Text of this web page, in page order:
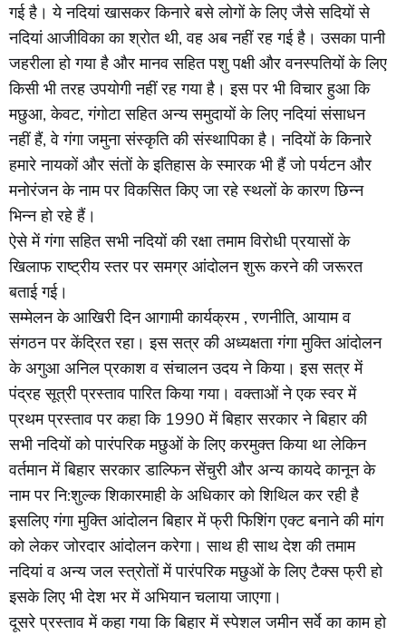
गई है। ये नदियां खासकर किनारे बसे लोगों के लिए जैसे सदियों से
नदियां आजीविका का श्रोत थी, वह अब नहीं रह गई है। उसका पानी
जहरीला हो गया है और मानव सहित पशु पक्षी और वनस्पतियों के लिए
किसी भी तरह उपयोगी नहीं रह गया है। इस पर भी विचार हुआ कि
मछुआ, केवट, गंगोटा सहित अन्य समुदायों के लिए नदियां संसाधन
नहीं हैं, वे गंगा जमुना संस्कृति की संस्थापिका है। नदियों के किनारे
हमारे नायकों और संतों के इतिहास के स्मारक भी हैं जो पर्यटन और
मनोरंजन के नाम पर विकसित किए जा रहे स्थलों के कारण छिन्न
भिन्न हो रहे हैं।
ऐसे में गंगा सहित सभी नदियों की रक्षा तमाम विरोधी प्रयासों के
खिलाफ राष्ट्रीय स्तर पर समग्र आंदोलन शुरू करने की जरूरत
बताई गई।
सम्मेलन के आखिरी दिन आगामी कार्यक्रम , रणनीति, आयाम व
संगठन पर केंद्रित रहा। इस सत्र की अध्यक्षता गंगा मुक्ति आंदोलन
के अगुआ अनिल प्रकाश व संचालन उदय ने किया। इस सत्र में
पंद्रह सूत्री प्रस्ताव पारित किया गया। वक्ताओं ने एक स्वर में
प्रथम प्रस्ताव पर कहा कि 1990 में बिहार सरकार ने बिहार की
सभी नदियों को पारंपरिक मछुओं के लिए करमुक्त किया था लेकिन
वर्तमान में बिहार सरकार डाल्फिन सेंचुरी और अन्य कायदे कानून के
नाम पर नि:शुल्क शिकारमाही के अधिकार को शिथिल कर रही है
इसलिए गंगा मुक्ति आंदोलन बिहार में फ्री फिशिंग एक्ट बनाने की मांग
को लेकर जोरदार आंदोलन करेगा। साथ ही साथ देश की तमाम
नदियां व अन्य जल स्त्रोतों में पारंपरिक मछुओं के लिए टैक्स फ्री हो
इसके लिए भी देश भर में अभियान चलाया जाएगा।
दूसरे प्रस्ताव में कहा गया कि बिहार में स्पेशल जमीन सर्वे का काम हो